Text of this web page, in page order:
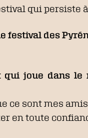
qui persiste
festival des
joue dans le
ce sont mes
en toute